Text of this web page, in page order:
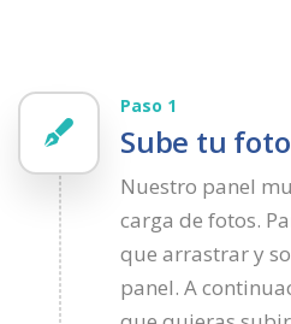
Paso 1
Sube tu
Nuestro panel
carga de fotos.
que arrastrar y
panel. A